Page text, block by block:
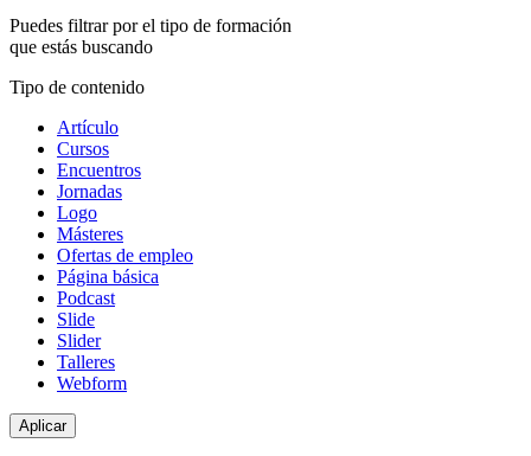
Puedes filtrar por el tipo de formación
que estás buscando
Tipo de contenido
Artículo
Cursos
Encuentros
Jornadas
Logo
Másteres
Ofertas de empleo
Página básica
Podcast
Slide
Slider
Talleres
Webform